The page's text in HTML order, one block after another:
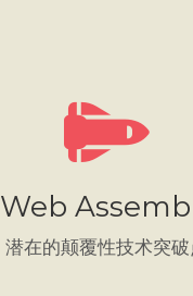
Web
潜在的颠覆性技术突破